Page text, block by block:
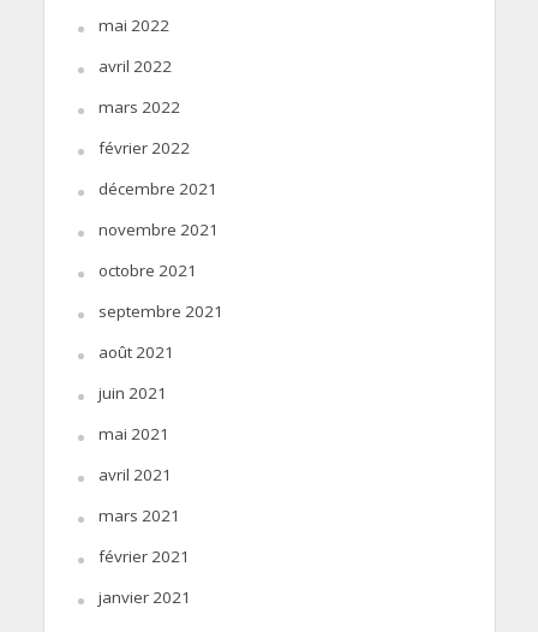
mai 2022
avril 2022
mars 2022
février 2022
décembre 2021
novembre 2021
octobre 2021
septembre 2021
août 2021
juin 2021
mai 2021
avril 2021
mars 2021
février 2021
janvier 2021